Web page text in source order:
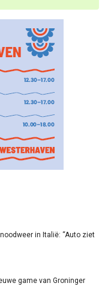
in Italië: “Auto ziet
game van Groninger